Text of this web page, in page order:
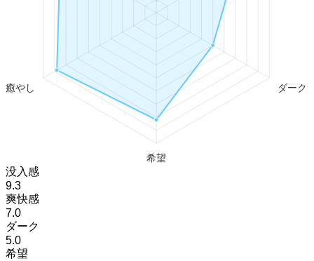
没入感
9.3
爽快感
7.0
ダーク
5.0
希望